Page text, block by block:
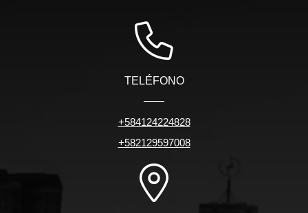
TELÉFONO
+584124224828
+582129597008